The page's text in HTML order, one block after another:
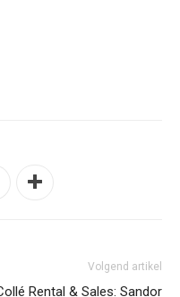
Volgend artikel
Rental & Sales: Sandor